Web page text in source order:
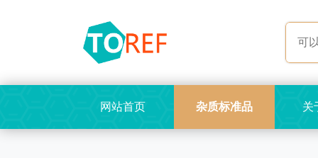
网站首页 杂质标准品 关